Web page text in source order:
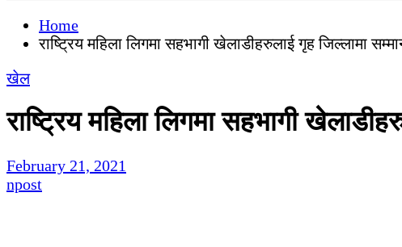
Home
राष्ट्रिय महिला लिगमा सहभागी खेलाडीहरुलाई गृह जिल्लामा
खेल
राष्ट्रिय महिला लिगमा सहभागी
February 21, 2021
npost